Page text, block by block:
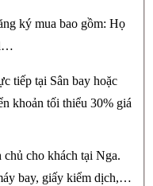
ký mua bao gồm: Họ
tiếp tại Sân bay hoặc
khoản tối thiểu 30% giá
cho khách tại Nga.
bay, giấy kiểm dịch,…